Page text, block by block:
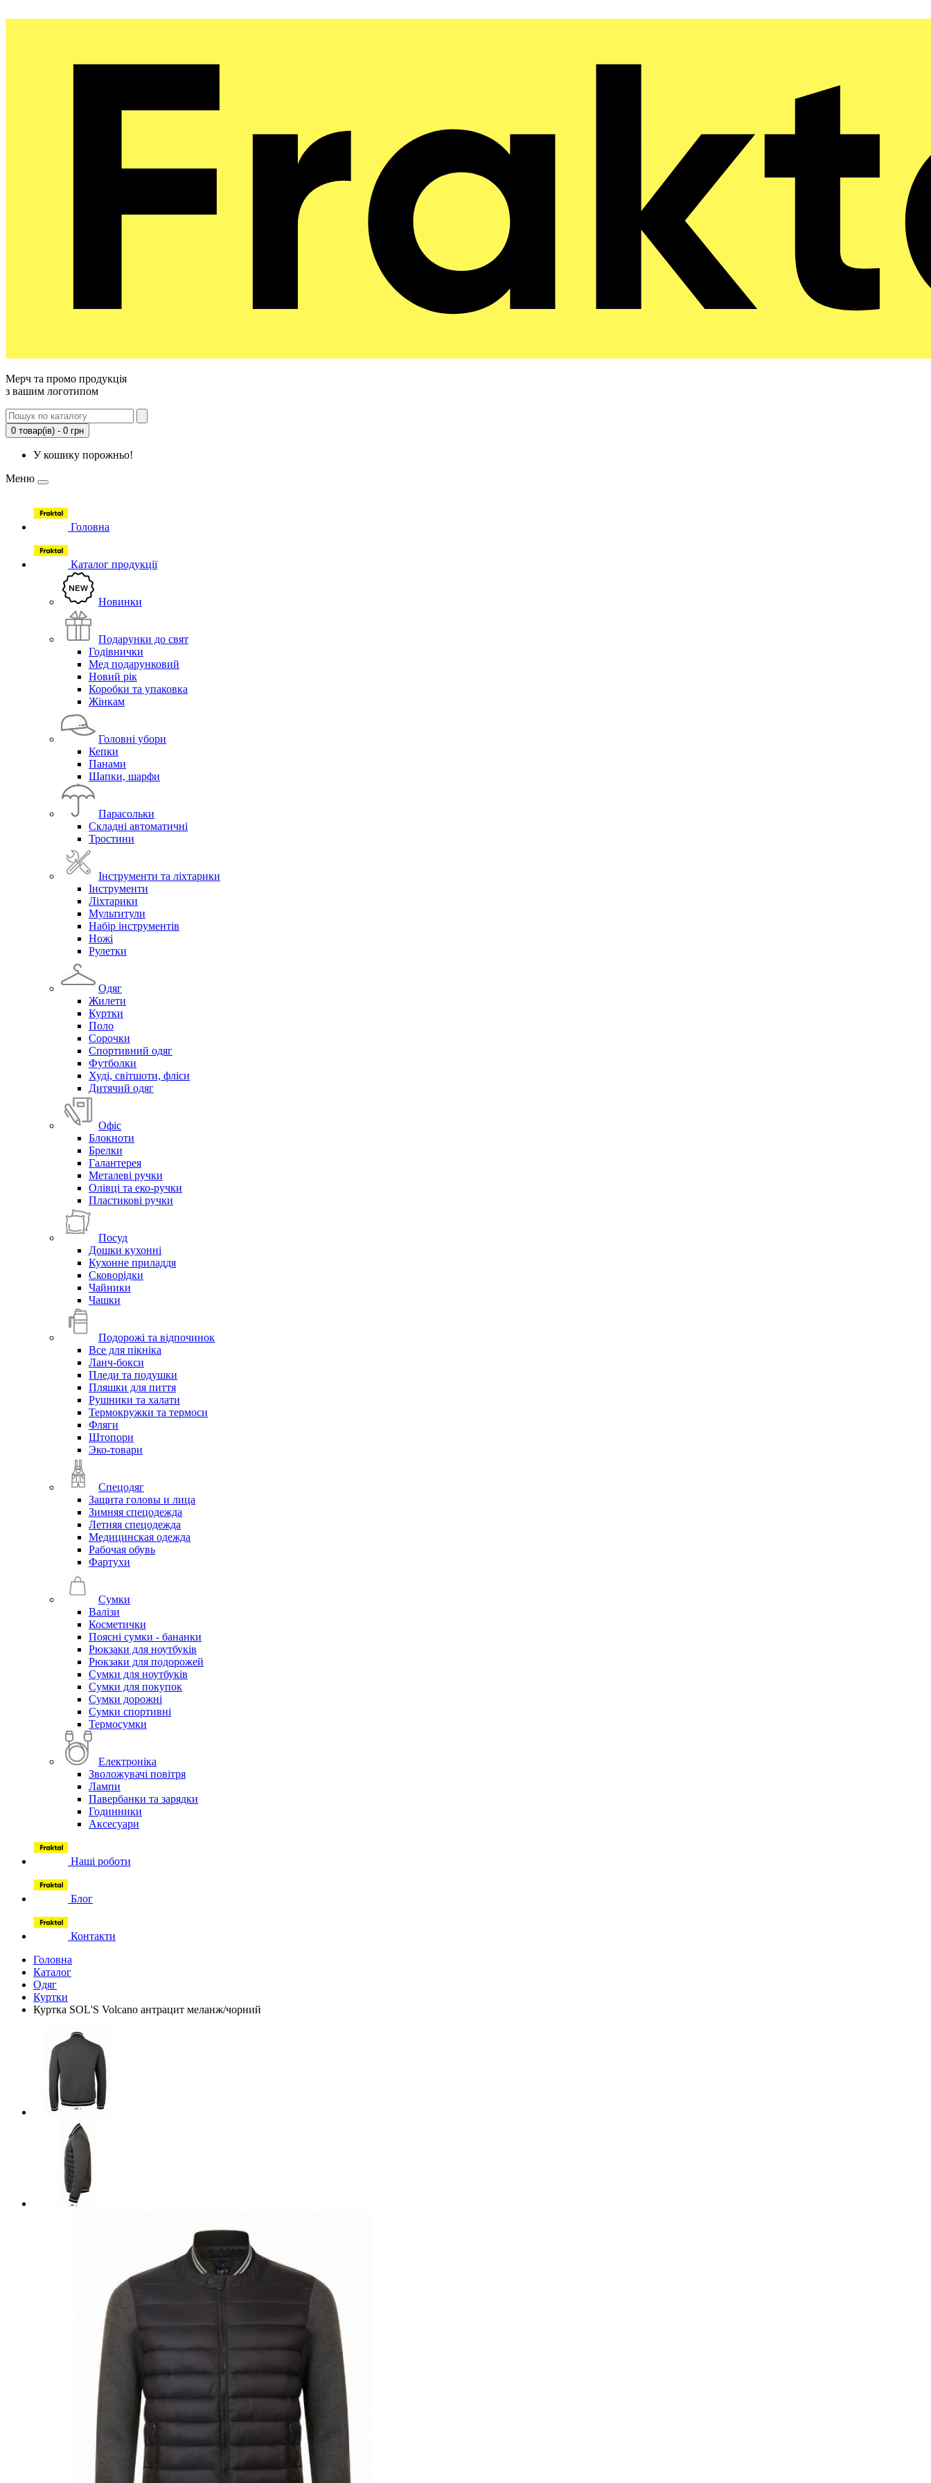
Мерч та промо продукція
з вашим логотипом
0 товар(ів) - 0 грн
У кошику порожньо!
Меню
Головна
Каталог продукції
Новинки
Подарунки до свят
Годівнички
Мед подарунковий
Новий рік
Коробки та упаковка
Жінкам
Головні убори
Кепки
Панами
Шапки, шарфи
Парасольки
Складні автоматичні
Тростини
Інструменти та ліхтарики
Інструменти
Ліхтарики
Мультитули
Набір інструментів
Ножі
Рулетки
Одяг
Жилети
Куртки
Поло
Сорочки
Спортивний одяг
Футболки
Худі, світшоти, фліси
Дитячий одяг
Офіс
Блокноти
Брелки
Галантерея
Металеві ручки
Олівці та еко-ручки
Пластикові ручки
Посуд
Дошки кухонні
Кухонне приладдя
Сковорідки
Чайники
Чашки
Подорожі та відпочинок
Все для пікніка
Ланч-бокси
Пледи та подушки
Пляшки для пиття
Рушники та халати
Термокружки та термоси
Фляги
Штопори
Эко-товари
Спецодяг
Защита головы и лица
Зимняя спецодежда
Летняя спецодежда
Медицинская одежда
Рабочая обувь
Фартухи
Сумки
Валізи
Косметички
Поясні сумки - бананки
Рюкзаки для ноутбуків
Рюкзаки для подорожей
Сумки для ноутбуків
Сумки для покупок
Сумки дорожні
Сумки спортивні
Термосумки
Електроніка
Зволожувачі повітря
Лампи
Павербанки та зарядки
Годинники
Аксесуари
Наші роботи
Блог
Контакти
Головна
Каталог
Одяг
Куртки
Куртка SOL'S Volcano антрацит меланж/чорний